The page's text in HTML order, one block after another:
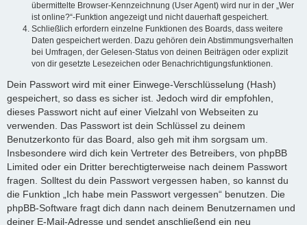
übermittelte Browser-Kennzeichnung (User Agent) wird nur in der „Wer
ist online?“-Funktion angezeigt und nicht dauerhaft gespeichert.
Schließlich erfordern einzelne Funktionen des Boards, dass weitere
Daten gespeichert werden. Dazu gehören dein Abstimmungsverhalten
bei Umfragen, der Gelesen-Status von deinen Beiträgen oder explizit
von dir gesetzte Lesezeichen oder Benachrichtigungsfunktionen.
Dein Passwort wird mit einer Einwege-Verschlüsselung (Hash)
gespeichert, so dass es sicher ist. Jedoch wird dir empfohlen,
dieses Passwort nicht auf einer Vielzahl von Webseiten zu
verwenden. Das Passwort ist dein Schlüssel zu deinem
Benutzerkonto für das Board, also geh mit ihm sorgsam um.
Insbesondere wird dich kein Vertreter des Betreibers, von phpBB
Limited oder ein Dritter berechtigterweise nach deinem Passwort
fragen. Solltest du dein Passwort vergessen haben, so kannst du
die Funktion „Ich habe mein Passwort vergessen“ benutzen. Die
phpBB-Software fragt dich dann nach deinem Benutzernamen und
deiner E-Mail-Adresse und sendet anschließend ein neu